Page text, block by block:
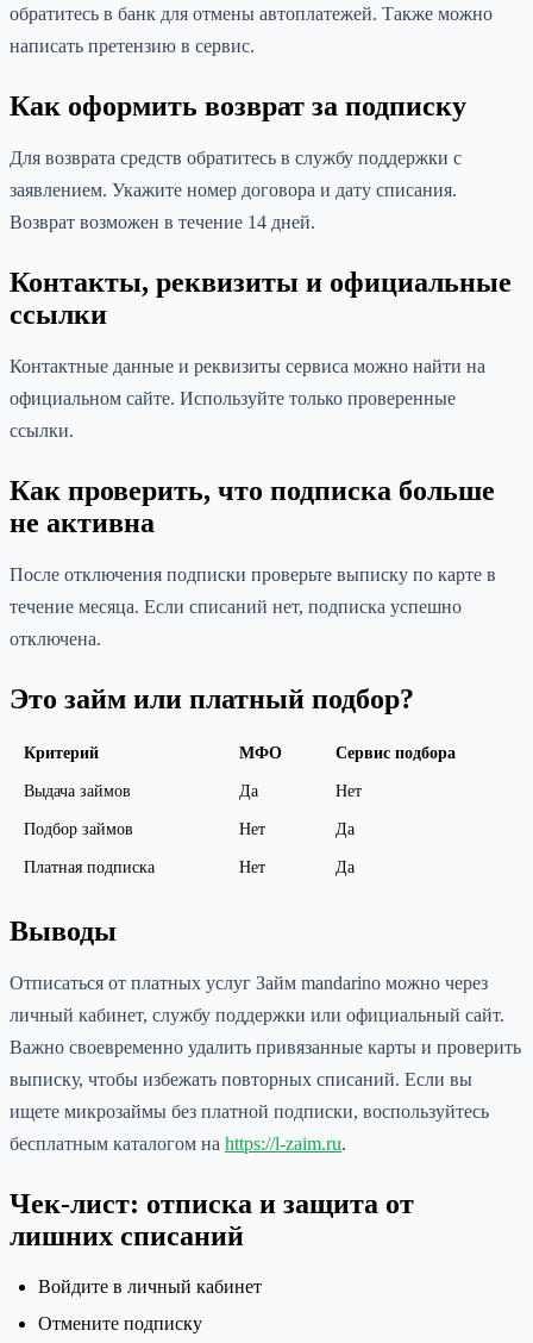
обратитесь в банк для отмены автоплатежей. Также можно
написать претензию в сервис.
Как оформить возврат за подписку
Для возврата средств обратитесь в службу поддержки с
заявлением. Укажите номер договора и дату списания.
Возврат возможен в течение 14 дней.
Контакты, реквизиты и официальные
ссылки
Контактные данные и реквизиты сервиса можно найти на
официальном сайте. Используйте только проверенные
ссылки.
Как проверить, что подписка больше
не активна
После отключения подписки проверьте выписку по карте в
течение месяца. Если списаний нет, подписка успешно
отключена.
Это займ или платный подбор?
Критерий МФО Сервис подбора
Выдача займов Да Нет
Подбор займов Нет Да
Платная подписка Нет Да
Выводы
Отписаться от платных услуг Займ mandarino можно через
личный кабинет, службу поддержки или официальный сайт.
Важно своевременно удалить привязанные карты и проверить
выписку, чтобы избежать повторных списаний. Если вы
ищете микрозаймы без платной подписки, воспользуйтесь
бесплатным каталогом на https://l-zaim.ru.
Чек-лист: отписка и защита от
лишних списаний
Войдите в личный кабинет
Отмените подписку